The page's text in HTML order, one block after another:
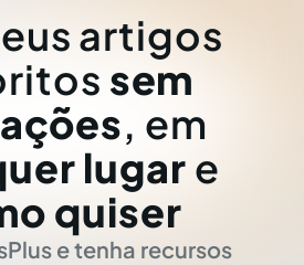
artigos
sem
, em
lugar e
quiser
e tenha recursos